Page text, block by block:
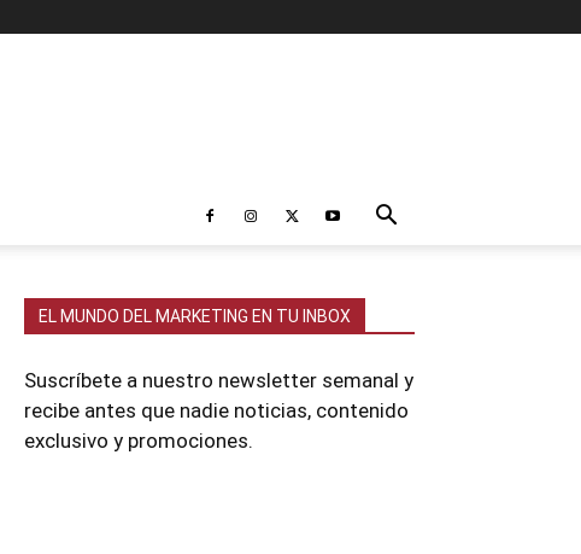
EL MUNDO DEL MARKETING EN TU INBOX
Suscríbete a nuestro newsletter semanal y
recibe antes que nadie noticias, contenido
exclusivo y promociones.